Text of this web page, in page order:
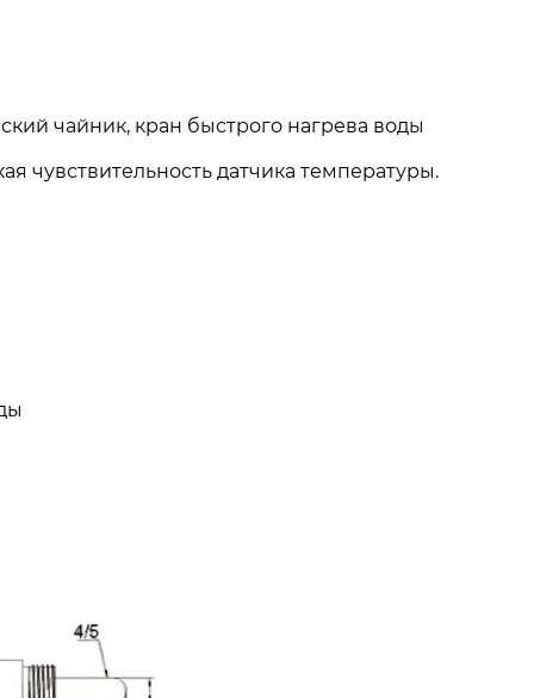
чайник, кран быстрого нагрева воды
чувствительность датчика температуры.